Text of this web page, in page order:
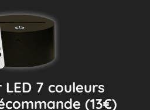
LED 7 couleurs
(13€)